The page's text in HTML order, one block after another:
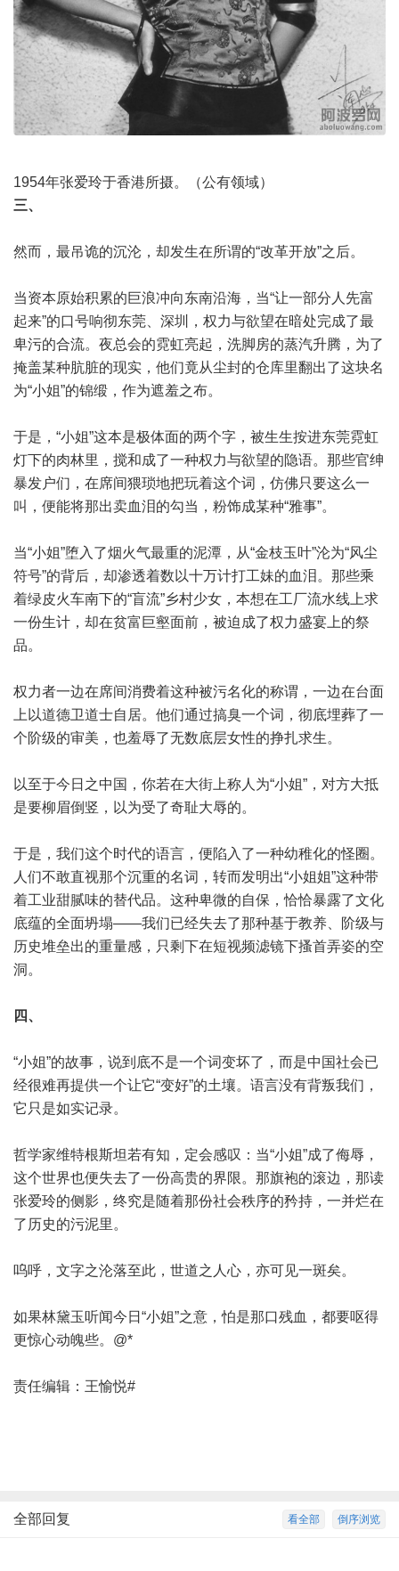
1954年张爱玲于香港所摄。（公有领域）
三、
然而，最吊诡的沉沦，却发生在所谓的“改革开放”之后。
当资本原始积累的巨浪冲向东南沿海，当“让一部分人先富
起来”的口号响彻东莞、深圳，权力与欲望在暗处完成了最
卑污的合流。夜总会的霓虹亮起，洗脚房的蒸汽升腾，为了
掩盖某种肮脏的现实，他们竟从尘封的仓库里翻出了这块名
为“小姐”的锦缎，作为遮羞之布。
于是，“小姐”这本是极体面的两个字，被生生按进东莞霓虹
灯下的肉林里，搅和成了一种权力与欲望的隐语。那些官绅
暴发户们，在席间猥琐地把玩着这个词，仿佛只要这么一
叫，便能将那出卖血泪的勾当，粉饰成某种“雅事”。
当“小姐”堕入了烟火气最重的泥潭，从“金枝玉叶”沦为“风尘
符号”的背后，却渗透着数以十万计打工妹的血泪。那些乘
着绿皮火车南下的“盲流”乡村少女，本想在工厂流水线上求
一份生计，却在贫富巨壑面前，被迫成了权力盛宴上的祭
品。
权力者一边在席间消费着这种被污名化的称谓，一边在台面
上以道德卫道士自居。他们通过搞臭一个词，彻底埋葬了一
个阶级的审美，也羞辱了无数底层女性的挣扎求生。
以至于今日之中国，你若在大街上称人为“小姐”，对方大抵
是要柳眉倒竖，以为受了奇耻大辱的。
于是，我们这个时代的语言，便陷入了一种幼稚化的怪圈。
人们不敢直视那个沉重的名词，转而发明出“小姐姐”这种带
着工业甜腻味的替代品。这种卑微的自保，恰恰暴露了文化
底蕴的全面坍塌——我们已经失去了那种基于教养、阶级与
历史堆垒出的重量感，只剩下在短视频滤镜下搔首弄姿的空
洞。
四、
“小姐”的故事，说到底不是一个词变坏了，而是中国社会已
经很难再提供一个让它“变好”的土壤。语言没有背叛我们，
它只是如实记录。
哲学家维特根斯坦若有知，定会感叹：当“小姐”成了侮辱，
这个世界也便失去了一份高贵的界限。那旗袍的滚边，那读
张爱玲的侧影，终究是随着那份社会秩序的矜持，一并烂在
了历史的污泥里。
呜呼，文字之沦落至此，世道之人心，亦可见一斑矣。
如果林黛玉听闻今日“小姐”之意，怕是那口残血，都要呕得
更惊心动魄些。@*
责任编辑：王愉悦#
倒序浏览
看全部
全部回复